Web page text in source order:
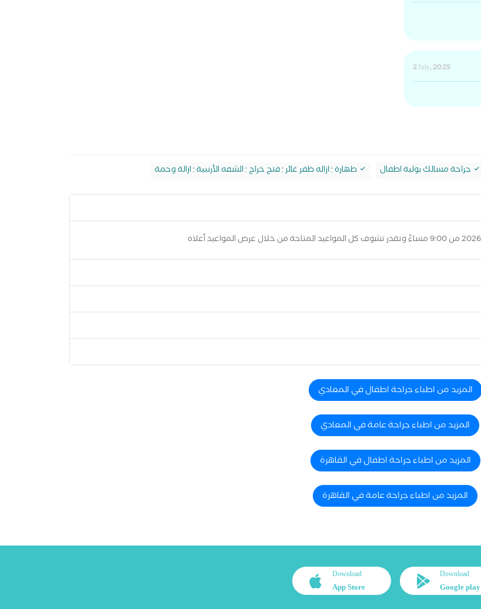
2 July, 2025
جراحة مسالك بولية اطفال طهارة ؛ ازاله ظفر غائر ؛ فتح خراج ؛ الشفه الأرنبية ؛ ازالة وحمة
المزيد من اطباء جراحة اطفال في المعادي
المزيد من اطباء جراحة عامة في المعادي
المزيد من اطباء جراحة اطفال في القاهرة
المزيد من اطباء جراحة عامة في القاهرة
Download
Google play
Download
App Store